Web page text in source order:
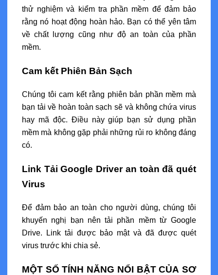
thử nghiệm và kiểm tra phần mềm để đảm bảo
rằng nó hoạt động hoàn hảo. Bạn có thể yên tâm
về chất lượng cũng như độ an toàn của phần
mềm.
Cam kết Phiên Bản Sạch
Chúng tôi cam kết rằng phiên bản phần mềm mà
bạn tải về hoàn toàn sạch sẽ và không chứa virus
hay mã độc. Điều này giúp bạn sử dụng phần
mềm mà không gặp phải những rủi ro không đáng
có.
Link Tải Google Driver an toàn đã quét
Virus
Để đảm bảo an toàn cho người dùng, chúng tôi
khuyến nghị bạn nên tải phần mềm từ Google
Drive. Link tải được bảo mật và đã được quét
virus trước khi chia sẻ.
MỘT SỐ TÍNH NĂNG NỔI BẬT CỦA SƠ